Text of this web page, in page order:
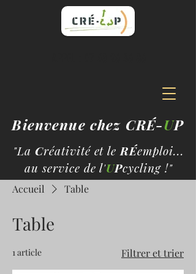
Bienvenue chez CRÉ-UP
"LaCréativité et le RÉemploi...
au service de l'UPcycling !"
Accueil Table
Table
1 article Filtrer et trier